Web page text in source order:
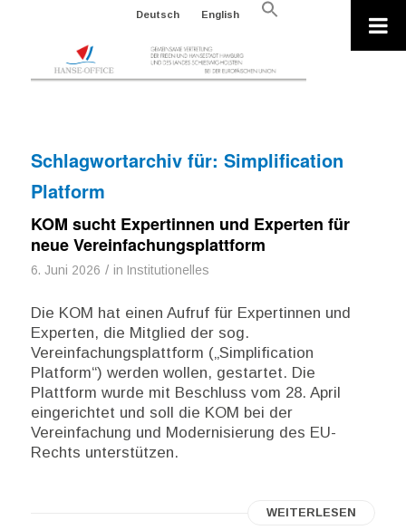
Deutsch English
Search
Schlagwortarchiv für: Simplification
Platform
KOM sucht Expertinnen und Experten für
neue Vereinfachungsplattform
6. Juni 2026 / in Institutionelles
Die KOM hat einen Aufruf für Expertinnen und
Experten, die Mitglied der sog.
Vereinfachungsplattform („Simplification
Platform“) werden wollen, gestartet. Die
Plattform wurde mit Beschluss vom 28. April
eingerichtet und soll die KOM bei der
Vereinfachung und Modernisierung des EU-
Rechts unterstützen.
WEITERLESEN